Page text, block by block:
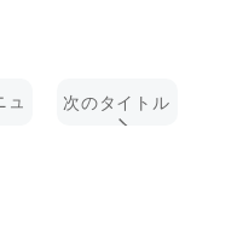
ュ 次のタイトル